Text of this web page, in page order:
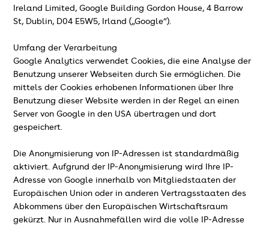
Ireland Limited, Google Building Gordon House, 4 Barrow
St, Dublin, D04 E5W5, Irland („Google“).
Umfang der Verarbeitung
Google Analytics verwendet Cookies, die eine Analyse der
Benutzung unserer Webseiten durch Sie ermöglichen. Die
mittels der Cookies erhobenen Informationen über Ihre
Benutzung dieser Website werden in der Regel an einen
Server von Google in den USA übertragen und dort
gespeichert.
Die Anonymisierung von IP-Adressen ist standardmäßig
aktiviert. Aufgrund der IP-Anonymisierung wird Ihre IP-
Adresse von Google innerhalb von Mitgliedstaaten der
Europäischen Union oder in anderen Vertragsstaaten des
Abkommens über den Europäischen Wirtschaftsraum
gekürzt. Nur in Ausnahmefällen wird die volle IP-Adresse